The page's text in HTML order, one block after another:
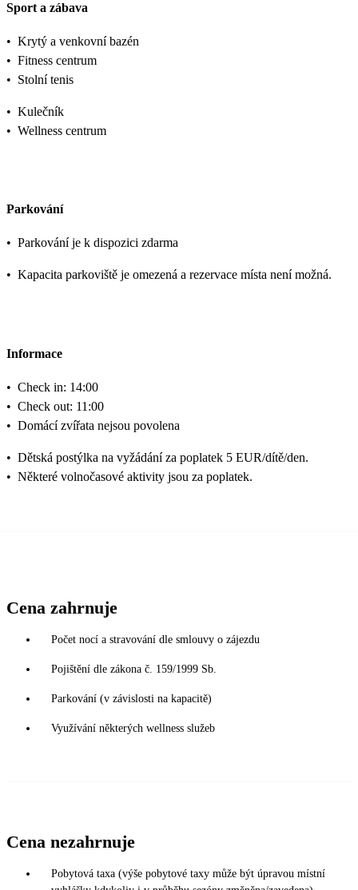
Sport a zábava
• Krytý a venkovní bazén
• Fitness centrum
• Stolní tenis
• Kulečník
• Wellness centrum
Parkování
• Parkování je k dispozici zdarma
• Kapacita parkoviště je omezená a rezervace místa není možná.
Informace
• Check in: 14:00
• Check out: 11:00
• Domácí zvířata nejsou povolena
• Dětská postýlka na vyžádání za poplatek 5 EUR/dítě/den.
• Některé volnočasové aktivity jsou za poplatek.
Cena zahrnuje
Počet nocí a stravování dle smlouvy o zájezdu
Pojištění dle zákona č. 159/1999 Sb.
Parkování (v závislosti na kapacitě)
Využívání některých wellness služeb
Cena nezahrnuje
Pobytová taxa (výše pobytové taxy může být úpravou místní